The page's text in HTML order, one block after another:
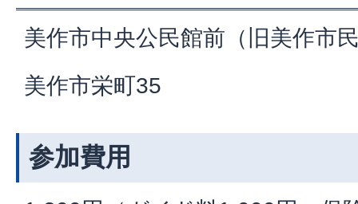
美作市中央公民館前（旧美作市
美作市栄町35
参加費用